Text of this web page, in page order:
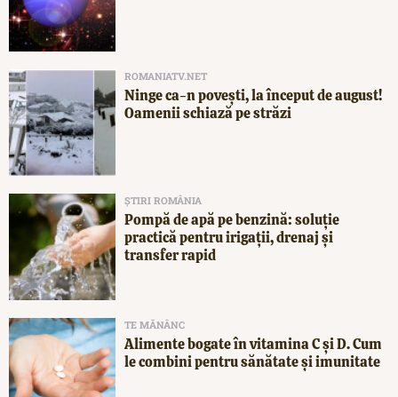
ROMANIATV.NET
Ninge ca-n povești, la început de august!
Oamenii schiază pe străzi
ȘTIRI ROMÂNIA
Pompă de apă pe benzină: soluție
practică pentru irigații, drenaj și
transfer rapid
TE MĂNÂNC
Alimente bogate în vitamina C și D. Cum
le combini pentru sănătate și imunitate